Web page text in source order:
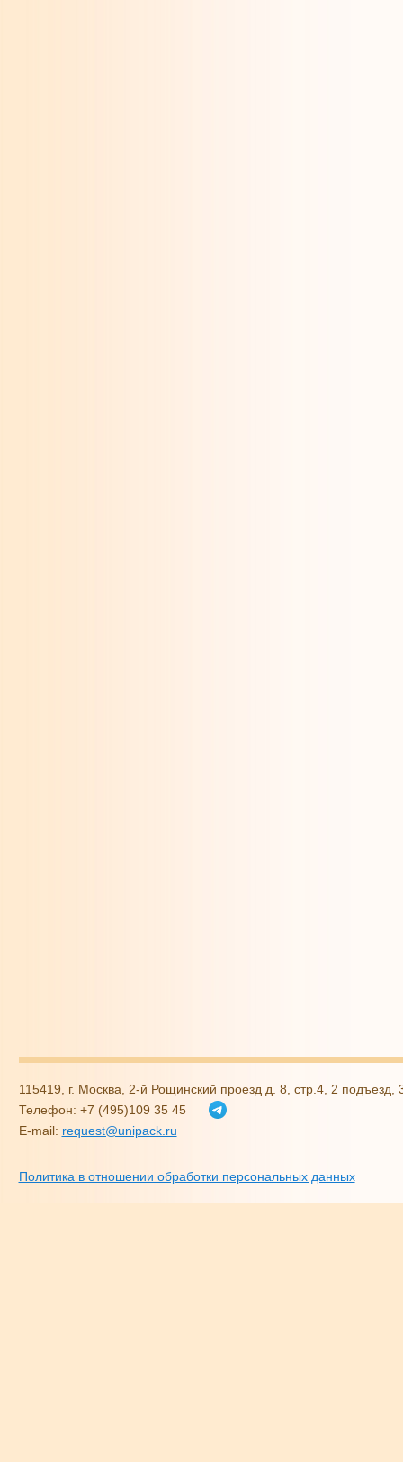
115419, г. Москва, 2-й Рощинский проезд д. 8, стр.4, 2
Телефон: +7 (495)109 35 45
E-mail: request@unipack.ru
Политика в отношении обработки персональных данных